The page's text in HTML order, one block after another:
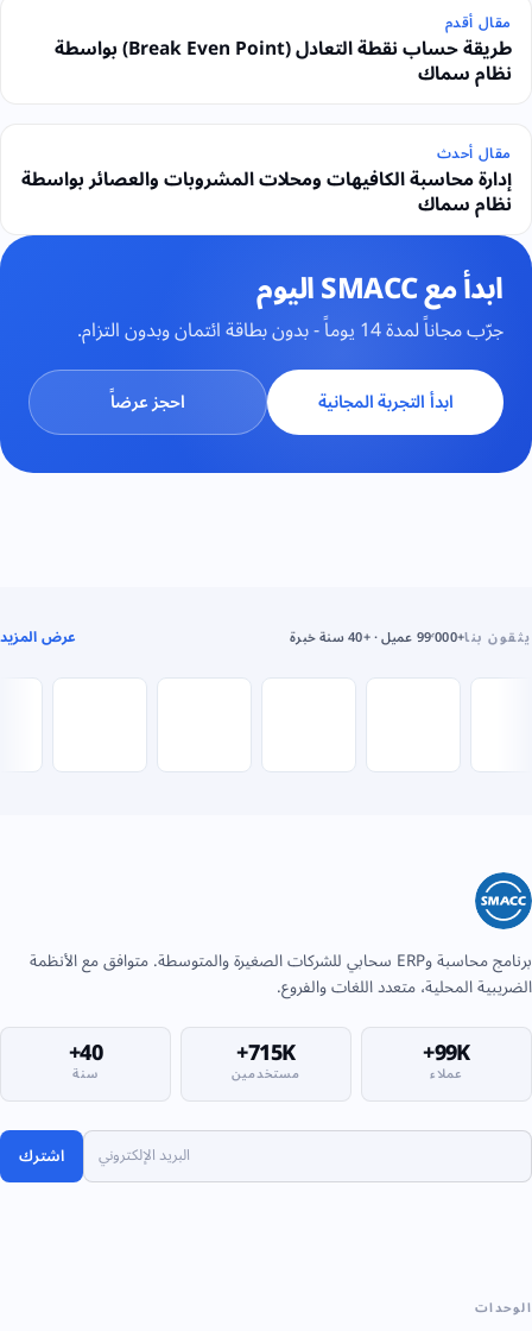
مقال أقدم
طريقة حساب نقطة التعادل (Break Even Point) بواسطة
نظام سماك
مقال أحدث
إدارة محاسبة الكافيهات ومحلات المشروبات والعصائر بواسطة
نظام سماك
ابدأ مع SMACC اليوم
جرّب مجاناً لمدة 14 يوماً - بدون بطاقة ائتمان وبدون التزام.
ابدأ التجربة المجانية احجز عرضاً
يثقون بنا+99٬000 عميل · +40 سنة خبرة عرض المزيد
برنامج محاسبة وERP سحابي للشركات الصغيرة والمتوسطة. متوافق مع الأنظمة
الضريبية المحلية، متعدد اللغات والفروع.
99K+
عملاء 715K+
مستخدمين 40+
سنة
اشترك
الوحدات